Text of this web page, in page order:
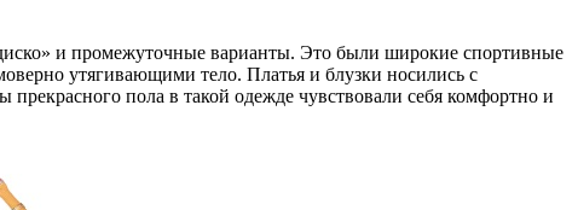
и промежуточные варианты. Это были широкие спортивные
утягивающими тело. Платья и блузки носились с
пола в такой одежде чувствовали себя комфортно и